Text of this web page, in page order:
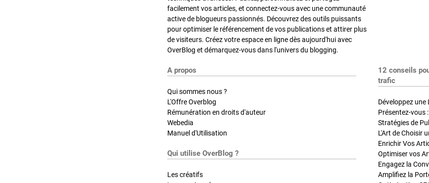
facilement vos articles, et connectez-vous avec une communauté
active de blogueurs passionnés. Découvrez des outils puissants
pour optimiser le référencement de vos publications et attirer plus
de visiteurs. Créez votre espace en ligne dès aujourd'hui avec
OverBlog et démarquez-vous dans l'univers du blogging.
A propos
Qui sommes nous ?
L'Offre Overblog
Rémunération en droits d'auteur
Webedia
Manuel d'Utilisation
Qui utilise OverBlog ?
Les créatifs
12 conseils
trafic
Développez
Présentez-vous
L'Art de Choisir
Optimiser vos
Engagez la
Amplifiez la